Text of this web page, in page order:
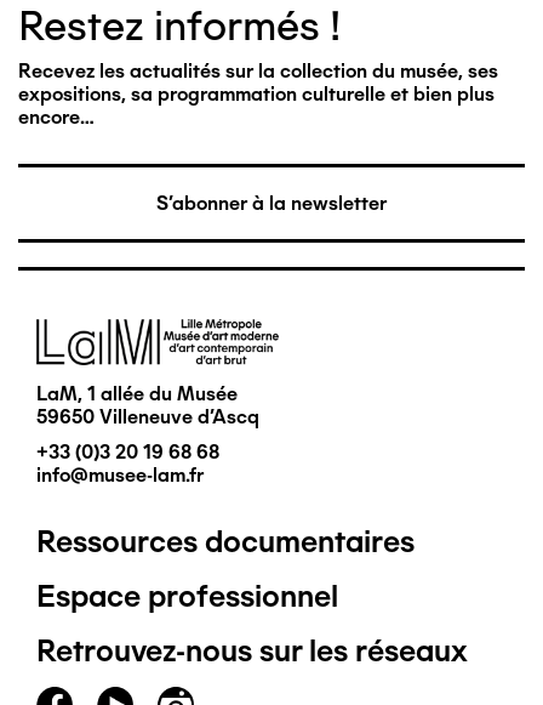
Restez informés !
Recevez les actualités sur la collection du musée, ses
expositions, sa programmation culturelle et bien plus
encore…
S'abonner à la newsletter
Image
LaM, 1 allée du Musée
59650 Villeneuve d'Ascq
+33 (0)3 20 19 68 68
info@musee-lam.fr
Pied
de
page
Ressources documentaires
Espace professionnel
Retrouvez-nous sur les réseaux